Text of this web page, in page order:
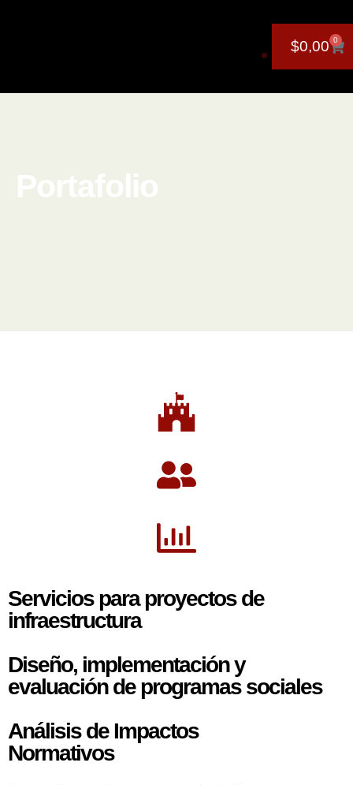
$0,00 0
Portafolio
Servicios para proyectos de
infraestructura​
Diseño, implementación y
evaluación de programas sociales
Análisis de Impactos
Normativos